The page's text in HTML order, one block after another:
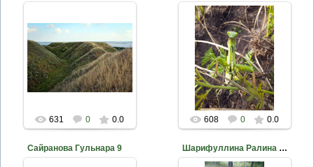
2020-10-18
nkama
631 0 0.0
2020-10-18
nkama
608 0 0.0
Сайранова Гульнара 9 Шарифуллина Ралина 10 лет МБУ ДО ДЭБЦ ЕМР РТ Мухоморы